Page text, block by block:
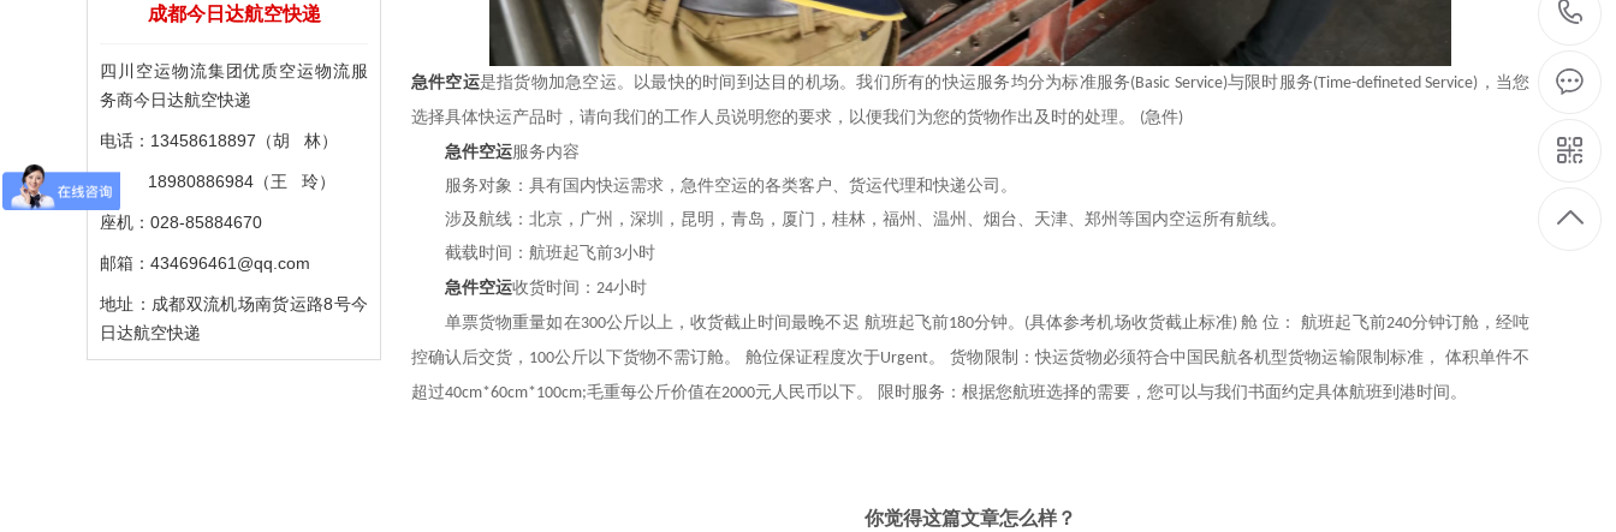
成都今日达航空快递
四川空运物流集团优质空运物流服
务商今日达航空快递
电话：13458618897（胡 林）
18980886984（王 玲）
座机：028-85884670
邮箱：434696461@qq.com
地址：成都双流机场南货运路8号今
日达航空快递
急件空运是指货物加急空运。以最快的时间到达目的机场。我们所有的快运服务均分为标准服务(Basic Service)与限时服务(Time-defineted Service) ，当您
选择具体快运产品时，请向我们的工作人员说明您的要求，以便我们为您的货物作出及时的处理。 (急件)
急件空运服务内容
服务对象：具有国内快运需求 ，急件空运的各类客户、货运代理和快递公司。
涉及航线：北京，广州，深圳，昆明，青岛，厦门，桂林，福州、温州、烟台、天津、郑州等 国内空运所有航线。
截载时间： 航班起飞前3小时
急件空运收货时间： 24小时
单票货物重量如在300公斤以上，收货截止时间最晚不迟 航班起飞前180分钟。 (具体参考机场收货截止标准)舱 位： 航班起飞前240分钟订舱，经吨
控确认后交货， 100公斤以下货物不需订舱。 舱位保证程度次于Urgent。 货物限制：快运货物必须符合中国民航各机型货物运输限制标准， 体积单件不
超过40cm*60cm*100cm;毛重每公斤价值在2000元人民币以下。 限时服务：根据您航班选择的需要，您可以与我们书面约定具体航班到港时间。
你觉得这篇文章怎么样？